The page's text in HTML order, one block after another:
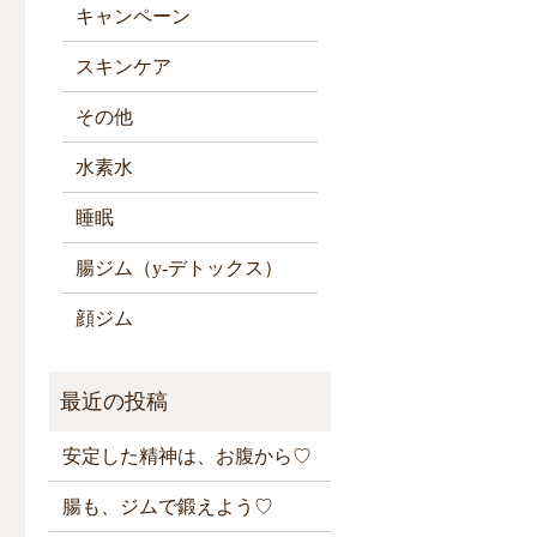
キャンペーン
スキンケア
その他
水素水
睡眠
腸ジム（y-デトックス）
顔ジム
安定した精神は、お腹から♡
腸も、ジムで鍛えよう♡